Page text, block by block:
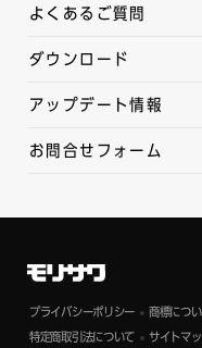
よくあるご質問
ダウンロード
アップデート情報
お問合せフォーム
プライバシーポリシー 商標につ
特定商取引法について サイトマ